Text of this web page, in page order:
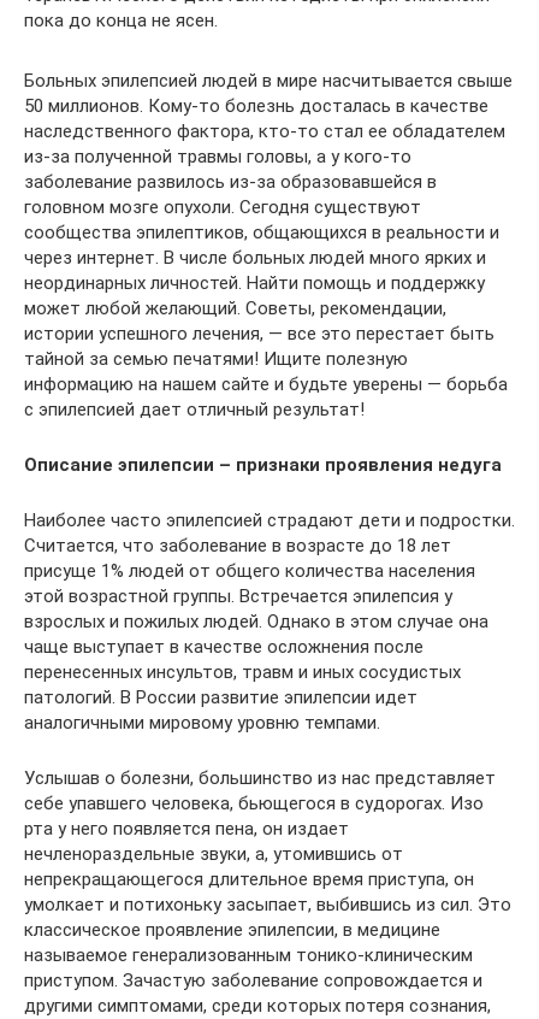
пока до конца не ясен.
Больных эпилепсией людей в мире насчитывается свыше
50 миллионов. Кому-то болезнь досталась в качестве
наследственного фактора, кто-то стал ее обладателем
из-за полученной травмы головы, а у кого-то
заболевание развилось из-за образовавшейся в
головном мозге опухоли. Сегодня существуют
сообщества эпилептиков, общающихся в реальности и
через интернет. В числе больных людей много ярких и
неординарных личностей. Найти помощь и поддержку
может любой желающий. Советы, рекомендации,
истории успешного лечения, — все это перестает быть
тайной за семью печатями! Ищите полезную
информацию на нашем сайте и будьте уверены — борьба
с эпилепсией дает отличный результат!
Описание эпилепсии – признаки проявления недуга
Наиболее часто эпилепсией страдают дети и подростки.
Считается, что заболевание в возрасте до 18 лет
присуще 1% людей от общего количества населения
этой возрастной группы. Встречается эпилепсия у
взрослых и пожилых людей. Однако в этом случае она
чаще выступает в качестве осложнения после
перенесенных инсультов, травм и иных сосудистых
патологий. В России развитие эпилепсии идет
аналогичными мировому уровню темпами.
Услышав о болезни, большинство из нас представляет
себе упавшего человека, бьющегося в судорогах. Изо
рта у него появляется пена, он издает
нечленораздельные звуки, а, утомившись от
непрекращающегося длительное время приступа, он
умолкает и потихоньку засыпает, выбившись из сил. Это
классическое проявление эпилепсии, в медицине
называемое генерализованным тонико-клиническим
приступом. Зачастую заболевание сопровождается и
другими симптомами, среди которых потеря сознания,